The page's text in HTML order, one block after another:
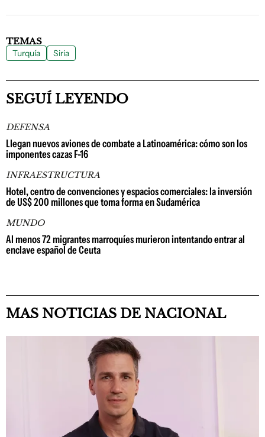
TEMAS
Turquía Siria
SEGUÍ LEYENDO
DEFENSA
Llegan nuevos aviones de combate a Latinoamérica: cómo son los
imponentes cazas F-16
INFRAESTRUCTURA
Hotel, centro de convenciones y espacios comerciales: la inversión
de US$ 200 millones que toma forma en Sudamérica
MUNDO
Al menos 72 migrantes marroquíes murieron intentando entrar al
enclave español de Ceuta
MAS NOTICIAS DE NACIONAL